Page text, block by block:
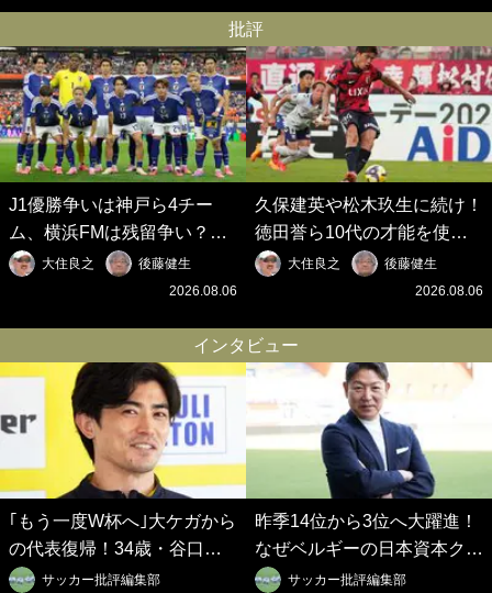
批評
J1優勝争いは神戸ら4チー
ム、横浜FMは残留争い？大
混戦のJ2はRB大宮に注目！
歴代最強の日本代表をJリー
の秋春制｣の大激論】(6)
大住良之
後藤健生
2026.08.06
久保建英や松木玖生に続け！
徳田誉ら10代の才能を使い
切れないJクラブの課題と、
｢0円欧州移籍｣撲滅への処方
春制｣の大激論】(5)
大住良之
後藤健生
2026.08.06
インタビュー
｢もう一度W杯へ｣大ケガから
の代表復帰！34歳・谷口彰
悟の奇跡を支えた日本資本の
サッカー批評編集部
昨季14位から3位へ大躍進！
なぜベルギーの日本資本クラ
ブは創設102年目に歴史的快
サッカー批評編集部